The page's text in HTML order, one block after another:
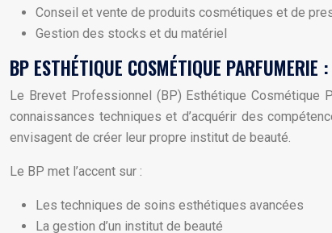
Conseil et vente de produits cosmétiques et de
Gestion des stocks et du matériel
BP ESTHÉTIQUE COSMÉTIQUE PARFUMERIE
Le Brevet Professionnel (BP) Esthétique Cosmétique
connaissances techniques et d’acquérir des
envisagent de créer leur propre institut de beauté.
Le BP met l’accent sur :
Les techniques de soins esthétiques avancées
La gestion d’un institut de beauté